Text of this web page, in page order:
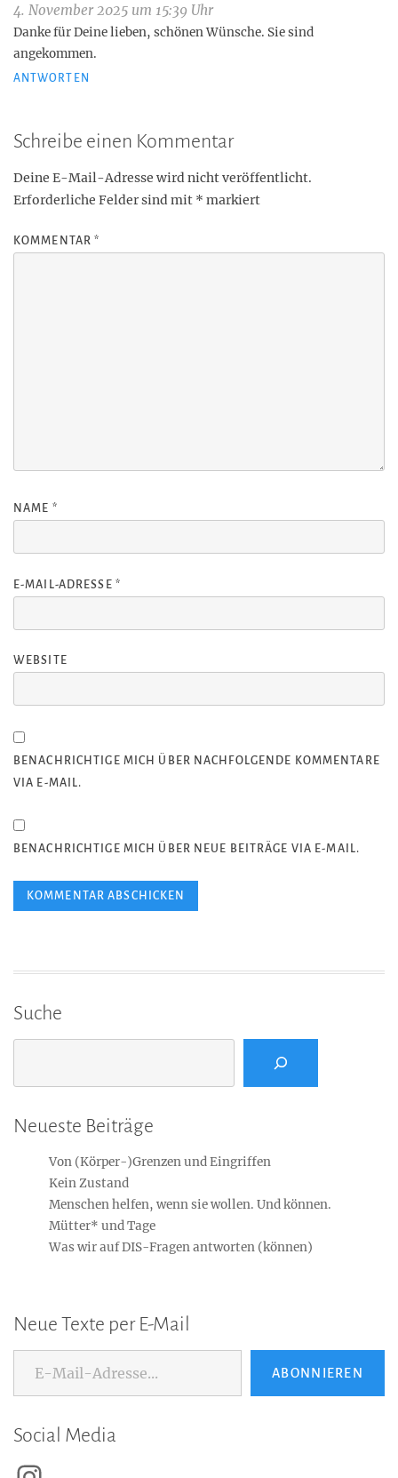
4. November 2025 um 15:39 Uhr
Danke für Deine lieben, schönen Wünsche. Sie sind
angekommen.
ANTWORTEN
Schreibe einen Kommentar
Deine E-Mail-Adresse wird nicht veröffentlicht.
Erforderliche Felder sind mit * markiert
KOMMENTAR*
NAME *
E-MAIL-ADRESSE *
WEBSITE
BENACHRICHTIGE MICH ÜBER NACHFOLGENDE KOMMENTARE
VIA E-MAIL.
BENACHRICHTIGE MICH ÜBER NEUE BEITRÄGE VIA E-MAIL.
Suche
Neueste Beiträge
Von (Körper-)Grenzen und Eingriffen
Kein Zustand
Menschen helfen, wenn sie wollen. Und können.
Mütter* und Tage
Was wir auf DIS-Fragen antworten (können)
Neue Texte per E-Mail
E-Mail-Adresse...
ABONNIEREN
Social Media